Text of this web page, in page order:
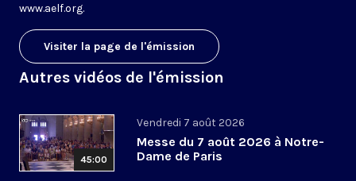
www.aelf.org.
Visiter la page de l'émission
Autres vidéos de l'émission
45:00
Vendredi 7 août 2026
Messe du 7 août 2026 à Notre-
Dame de Paris